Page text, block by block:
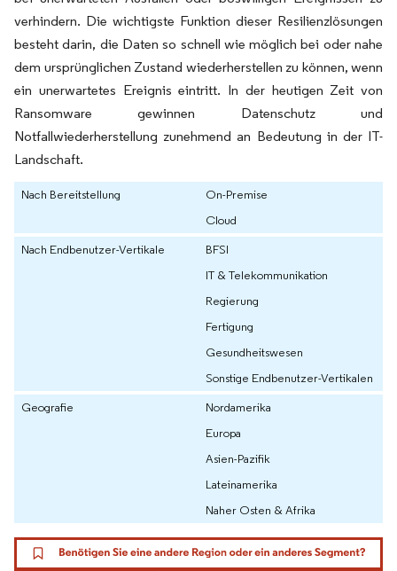
verhindern. Die wichtigste Funktion dieser Resilienzlösungen
besteht darin, die Daten so schnell wie möglich bei oder nahe
dem ursprünglichen Zustand wiederherstellen zu können, wenn
ein unerwartetes Ereignis eintritt. In der heutigen Zeit von
Ransomware gewinnen Datenschutz und
Notfallwiederherstellung zunehmend an Bedeutung in der IT-
Landschaft.
Nach Bereitstellung
On-Premise
Cloud
Nach Endbenutzer-Vertikale
BFSI
IT & Telekommunikation
Regierung
Fertigung
Gesundheitswesen
Sonstige Endbenutzer-Vertikalen
Geografie
Nordamerika
Europa
Asien-Pazifik
Lateinamerika
Naher Osten & Afrika